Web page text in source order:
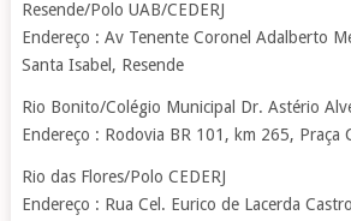
Resende/Polo UAB/CEDERJ
Endereço : Av Tenente Coronel Adalberto
Santa Isabel, Resende
Rio Bonito/Colégio Municipal Dr. Astério
Endereço : Rodovia BR 101, km 265, Praça
Rio das Flores/Polo CEDERJ
Endereço : Rua Cel. Eurico de Lacerda